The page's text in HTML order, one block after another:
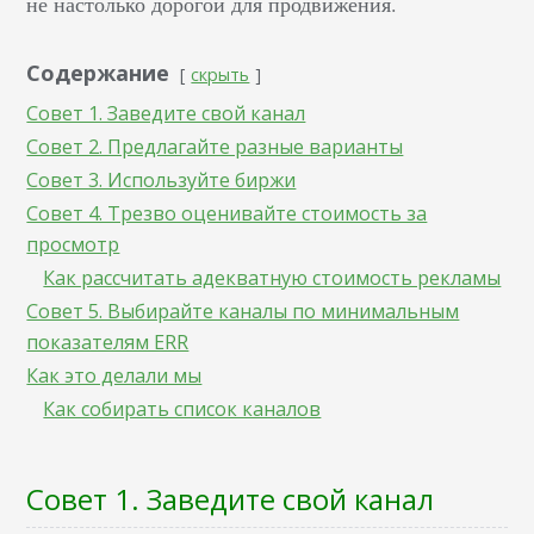
Содержание скрыть
Совет 1. Заведите свой канал
Совет 2. Предлагайте разные варианты
Совет 3. Используйте биржи
Совет 4. Трезво оценивайте стоимость за
просмотр
Как рассчитать адекватную стоимость рекламы
Совет 5. Выбирайте каналы по минимальным
показателям ERR
Как это делали мы
Как собирать список каналов
Совет 1. Заведите свой канал